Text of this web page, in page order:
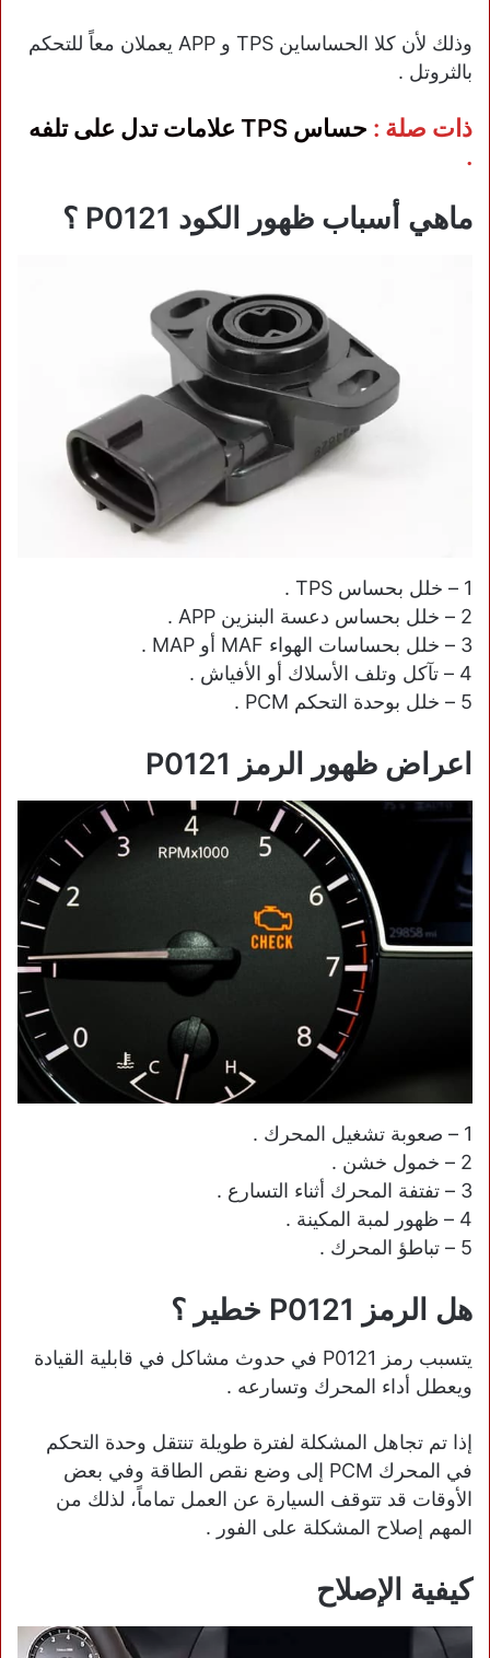
وذلك لأن كلا الحساساين TPS و APP يعملان معاً للتحكم
بالثروتل .
ذات صلة : حساس TPS علامات تدل على تلفه
.
ماهي أسباب ظهور الكود P0121 ؟
1 – خلل بحساس TPS .
2 – خلل بحساس دعسة البنزين APP .
3 – خلل بحساسات الهواء MAF أو MAP .
4 – تآكل وتلف الأسلاك أو الأفياش .
5 – خلل بوحدة التحكم PCM .
اعراض ظهور الرمز P0121
1 – صعوبة تشغيل المحرك .
2 – خمول خشن .
3 – تفتفة المحرك أثناء التسارع .
4 – ظهور لمبة المكينة .
5 – تباطؤ المحرك .
هل الرمز P0121 خطير ؟
يتسبب رمز P0121 في حدوث مشاكل في قابلية القيادة
ويعطل أداء المحرك وتسارعه .
إذا تم تجاهل المشكلة لفترة طويلة تنتقل وحدة التحكم
في المحرك PCM إلى وضع نقص الطاقة وفي بعض
الأوقات قد تتوقف السيارة عن العمل تماماً، لذلك من
المهم إصلاح المشكلة على الفور .
كيفية الإصلاح